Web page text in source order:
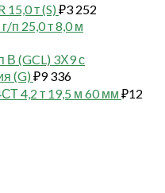
т (S) ₽3 252
п 25,0 т 8,0 м
В (GCL) 3Х9 с
(G) ₽9 336
4,2 т 19,5 м 60 мм ₽12